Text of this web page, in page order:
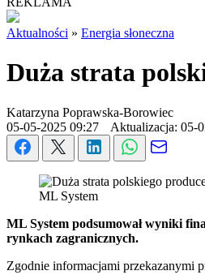
Aktualności » Energia słoneczna
Duża strata
Katarzyna Poprawska-Borowiec
05-05-2025 09:27
Aktualizacja: 05-
ML System
ML System podsumował wyniki
rynkach zagranicznych.
Zgodnie informacjami przekazanymi